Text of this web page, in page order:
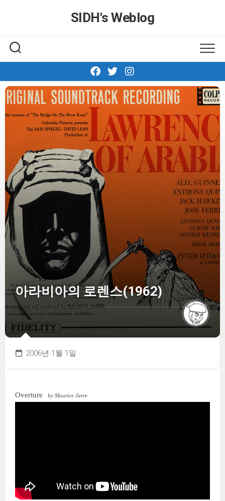
SIDH′s Weblog
아라비아의 로렌스(1962)
2006년 1월 1일
Overture by Maurice Jarre